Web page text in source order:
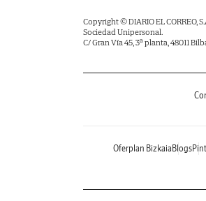
Copyright © DIARIO EL CORREO,
Sociedad Unipersonal.
C/ Gran Vía 45, 3ª planta, 48011
Oferplan Bizkaia Blogs